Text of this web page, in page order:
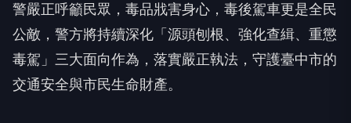
警嚴正呼籲民眾，毒品戕害身心，毒後駕車更是全民
公敵，警方將持續深化「源頭刨根、強化查緝、重懲
毒駕」三大面向作為，落實嚴正執法，守護臺中市的
交通安全與市民生命財產。